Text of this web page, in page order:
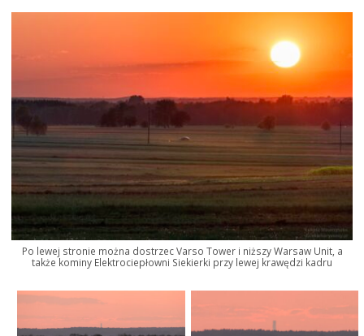
Po lewej stronie można dostrzec Varso Tower i niższy Warsaw Unit, a
także kominy Elektrociepłowni Siekierki przy lewej krawędzi kadru